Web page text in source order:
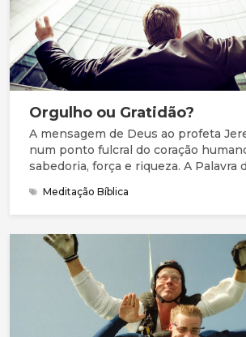
Orgulho ou Gratidão?
A mensagem de Deus ao profeta
num ponto fulcral do coração
sabedoria, força e riqueza. A Palavra
natureza humana querermos alargar
conhecimentos, poder, bens e
advertência do Senhor, pelas
que não coloquemos nessas coisas o
coração, nem nos esqueçamos de
as alcançamos, elas são dádiva de
Meditação Bíblica